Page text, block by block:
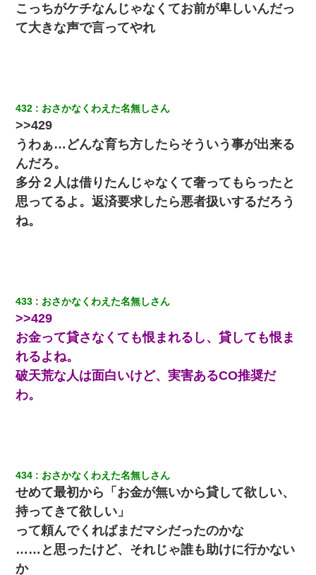
【復讐】義兄嫁「生活費、足りない分を貸してほしい」私「貸す
わけないでしょｗｗｗｗ」→ 理由を話したら泣き出して・・私
元夫の連れ子「俺の結婚式の時くらい、母親としての責任を果た
そうとは思わないのか！」→どうも連れ子は…
新築の家で。クラクラするくらいの「白粉の匂い」が鼻につくも
嫁＆娘「そんな匂いしない…」ある日、友人奥「素敵なアンティ
ークですね！」俺（！？）
兄の新しい嫁がやらかしすぎて辛い。当たり前のように実家や姪
裁判官「お互いに最後に言いたいことはありますか」バカ夫
「…」A「夫を一発殴らせてほしい」裁判官「どうぞ」
近所のお寺に住み込みで手伝いしてる知的障害のオッサンがい
た。ある日、オッサンが火かき棒を持って顔を真っ赤にしながら
走り回っていて…
彼女「うん！！絶対幸せになろうね！！！！」 → ７年後ｗｗ
ｗｗｗ
放置子が病院送りになったらしい → 俺（二度と帰ってくるなよ…
嫁を半身不随にしやがった恨みは、正直こんなもんじゃ晴れな
こっちがケチなんじゃなくてお前が卑しいんだっ
て大きな声で言ってやれ
432 おさかなくわえた名無しさん
>>429
うわぁ…どんな育ち方したらそういう事が出来る
んだろ。
多分２人は借りたんじゃなくて奢ってもらったと
思ってるよ。返済要求したら悪者扱いするだろう
ね。
433 おさかなくわえた名無しさん
>>429
お金って貸さなくても恨まれるし、貸しても恨ま
れるよね。
破天荒な人は面白いけど、実害あるCO推奨だ
わ。
434 おさかなくわえた名無しさん
せめて最初から「お金が無いから貸して欲しい、
持ってきて欲しい」
って頼んでくればまだマシだったのかな
……と思ったけど、それじゃ誰も助けに行かない
か